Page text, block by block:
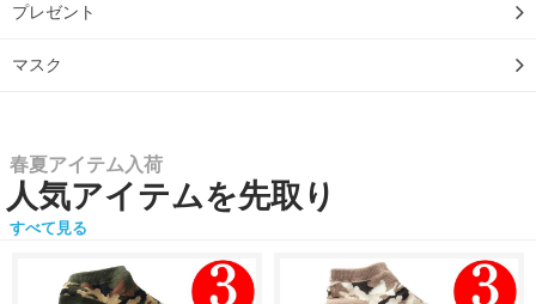
プレゼント
マスク
春夏アイテム入荷
人気アイテムを先取り
すべて見る